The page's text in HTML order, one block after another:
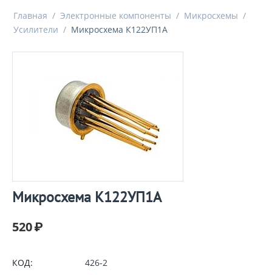
Главная / Электронные компоненты / Микросхемы /
Усилители / Микросхема К122УП1А
Микросхема К122УП1А
520₽
КОД:
426-2